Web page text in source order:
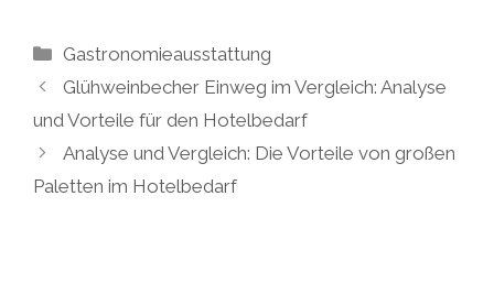
Kategorien
Gastronomieausstattung
Glühweinbecher Einweg im Vergleich: Analyse
und Vorteile für den Hotelbedarf
Analyse und Vergleich: Die Vorteile von großen
Paletten im Hotelbedarf